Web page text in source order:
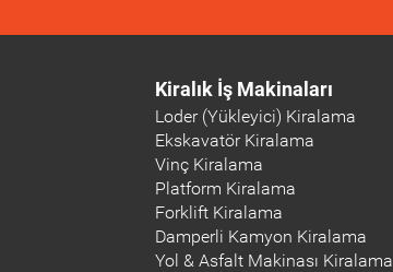
Kiralık İş Makinaları
Loder (Yükleyici) Kiralama
Ekskavatör Kiralama
Vinç Kiralama
Platform Kiralama
Forklift Kiralama
Damperli Kamyon Kiralama
Yol & Asfalt Makinası Kiralama